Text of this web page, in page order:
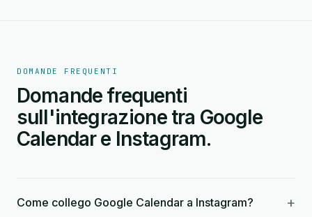
DOMANDE FREQUENTI
Domande frequenti
sull'integrazione tra Google
Calendar e Instagram.
Come collego Google Calendar a Instagram? +